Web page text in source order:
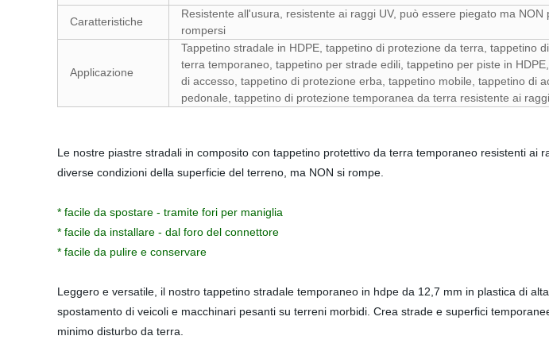
Caratteristiche
Resistente all'usura, resistente ai raggi UV, può essere piegato ma NON
rompersi
Applicazione
Tappetino stradale in HDPE, tappetino di protezione da terra, tappetino
terra temporaneo, tappetino per strade edili, tappetino per piste in
di accesso, tappetino di protezione erba, tappetino mobile, tappetino di
pedonale, tappetino di protezione temporanea da terra resistente ai
Le nostre piastre stradali in composito con tappetino protettivo da terra temporaneo resistenti ai
diverse condizioni della superficie del terreno, ma NON si rompe.
* facile da spostare - tramite fori per maniglia
* facile da installare - dal foro del connettore
* facile da pulire e conservare
Leggero e versatile, il nostro tappetino stradale temporaneo in hdpe da 12,7 mm in plastica di
spostamento di veicoli e macchinari pesanti su terreni morbidi. Crea strade e superfici
minimo disturbo da terra.